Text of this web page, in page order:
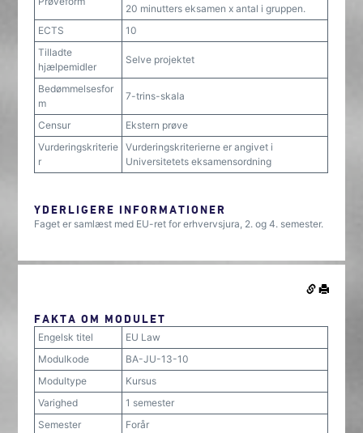
20 minutters eksamen x antal i gruppen.
ECTS
10
Tilladte
hjælpemidler
Selve projektet
Bedømmelsesfor
m
7-trins-skala
Censur
Ekstern prøve
Vurderingskriterie
r
Vurderingskriterierne er angivet i
Universitetets eksamensordning
YDERLIGERE INFORMATIONER
Faget er samlæst med EU-ret for erhvervsjura, 2. og 4. semester.
FAKTA OM MODULET
Engelsk titel
EU Law
Modulkode
BA-JU-13-10
Modultype
Kursus
Varighed
1 semester
Semester
Forår